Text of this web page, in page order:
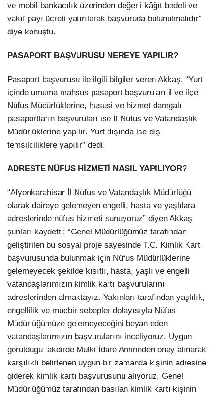
ve mobil bankacılık üzerinden değerli kâğıt bedeli ve
vakıf payı ücreti yatırılarak başvuruda bulunulmalıdır”
diye konuştu.
PASAPORT BAŞVURUSU NEREYE YAPILIR?
Pasaport başvurusu ile ilgili bilgiler veren Akkaş, “Yurt
içinde umuma mahsus pasaport başvuruları il ve ilçe
Nüfus Müdürlüklerine, hususi ve hizmet damgalı
pasaportların başvuruları ise İl Nüfus ve Vatandaşlık
Müdürlüklerine yapılır. Yurt dışında ise dış
temsilciliklere yapılır” dedi.
ADRESTE NÜFUS HİZMETİ NASIL YAPILIYOR?
“Afyonkarahisar İl Nüfus ve Vatandaşlık Müdürlüğü
olarak daireye gelemeyen engelli, hasta ve yaşlılara
adreslerinde nüfus hizmeti sunuyoruz” diyen Akkaş
şunları kaydetti: “Genel Müdürlüğümüz tarafından
geliştirilen bu sosyal proje sayesinde T.C. Kimlik Kartı
başvurusunda bulunmak için Nüfus Müdürlüklerine
gelemeyecek şekilde kısıtlı, hasta, yaşlı ve engelli
vatandaşlarımızın kimlik kartı başvurularını
adreslerinden almaktayız. Yakınları tarafından yaşlılık,
engellilik ve mücbir sebepler dolayısıyla Nüfus
Müdürlüğümüze gelemeyeceğini beyan eden
vatandaşlarımızın başvurularını inceliyoruz. Uygun
görüldüğü takdirde Mülki İdare Amirinden onay alınarak
karşılıklı belirlenen uygun bir zamanda kişinin adresine
giderek kimlik kartı başvurusunu alıyoruz. Genel
Müdürlüğümüz tarafından basılan kimlik kartı kişinin